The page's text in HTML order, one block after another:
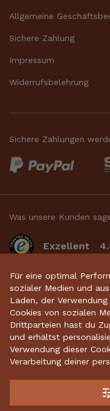
Allgemeine
Sichere Zahlung
Impressum
Widerrufsbelehrung
Sichere Zahlungen
Was unsere Kunden
Exzellent
Startseite •
Sparschweine •
Kostenloser
Für eine optimal
sozialer Medien und
Laden, der
Cookies von sozialen
Drittparteien hast du
und erhältst
Verwendung dieser
Verarbeitung deiner